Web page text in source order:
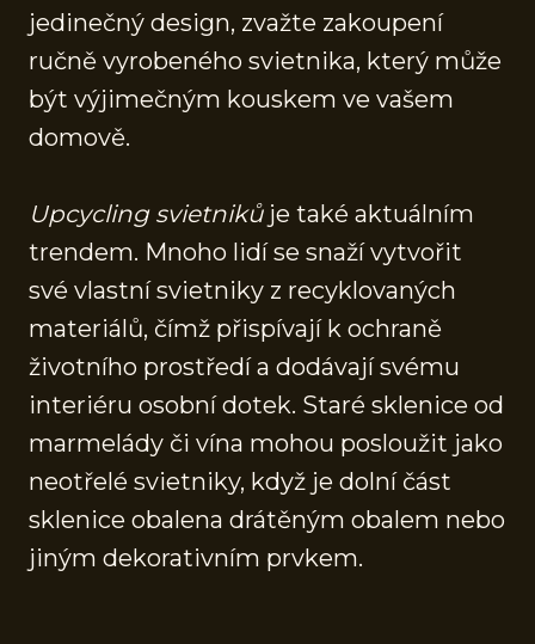
jedinečný design, zvažte zakoupení
ručně vyrobeného svietnika, který může
být výjimečným kouskem ve vašem
domově.
Upcycling svietnikůje také aktuálním
trendem. Mnoho lidí se snaží vytvořit
své vlastní svietniky z recyklovaných
materiálů, čímž přispívají k ochraně
životního prostředí a dodávají svému
interiéru osobní dotek. Staré sklenice od
marmelády či vína mohou posloužit jako
neotřelé svietniky, když je dolní část
sklenice obalena drátěným obalem nebo
jiným dekorativním prvkem.